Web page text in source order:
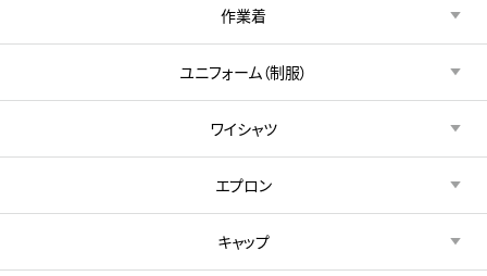
作業着
ユニフォーム（制服）
ワイシャツ
エプロン
キャップ